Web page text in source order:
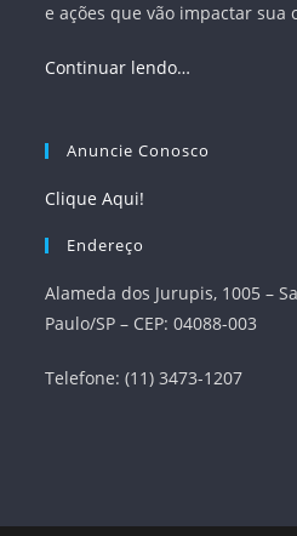
e ações que vão impactar sua
Continuar lendo…
Anuncie Conosco
Clique Aqui!
Endereço
Alameda dos Jurupis, 1005 –
Paulo/SP – CEP: 04088-003
Telefone: (11) 3473-1207